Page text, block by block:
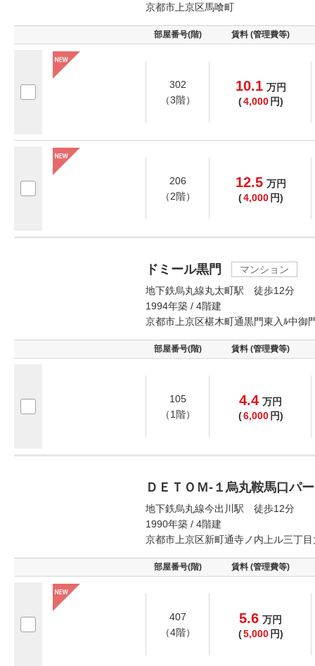
京都市上京区馬喰町
部屋番号(階) 賃料 (管理費等)
302
（3階）
10.1 万円
(4,000 円)
206
（2階）
12.5 万円
(4,000 円)
ドミール黒門
マンション
地下鉄烏丸線丸太町駅 徒歩12分
1994年築 / 4階建
京都市上京区椹木町通黒門東入ﾙ中御
部屋番号(階) 賃料 (管理費等)
105
（1階）
4.4 万円
(6,000 円)
ＤＥＴＯＭ‐１烏丸鞍馬口パ
地下鉄烏丸線今出川駅 徒歩12分
1990年築 / 4階建
京都市上京区新町通寺ノ内上ル三丁
部屋番号(階) 賃料 (管理費等)
407
（4階）
5.6 万円
(5,000 円)